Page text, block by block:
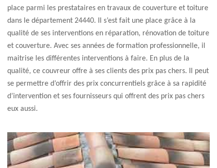
place parmi les prestataires en travaux de couverture et toiture
dans le département 24440. Il s’est fait une place grâce à la
qualité de ses interventions en réparation, rénovation de toiture
et couverture. Avec ses années de formation professionnelle, il
maitrise les différentes interventions à faire. En plus de la
qualité, ce couvreur offre à ses clients des prix pas chers. Il peut
se permettre d’offrir des prix concurrentiels grâce à sa rapidité
d’intervention et ses fournisseurs qui offrent des prix pas chers
eux aussi.